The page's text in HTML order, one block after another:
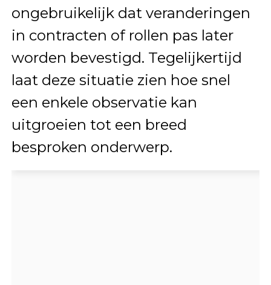
ongebruikelijk dat veranderingen
in contracten of rollen pas later
worden bevestigd. Tegelijkertijd
laat deze situatie zien hoe snel
een enkele observatie kan
uitgroeien tot een breed
besproken onderwerp.